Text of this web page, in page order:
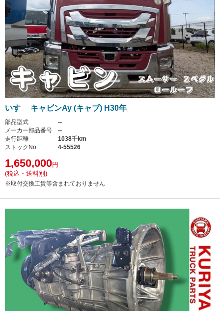
いすゞ キャビンAy (キャブ) H30年
部品型式
--
メーカー部品番号
--
走行距離
1038千km
ストックNo.
4-55526
1,650,000円
(税込・送料別)
※取付交換工賃等含まれておりません